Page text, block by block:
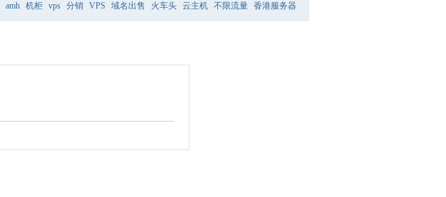
amh 机柜 vps 分销 VPS 域名出售 火车头 云主机 不限流量 香港服务器